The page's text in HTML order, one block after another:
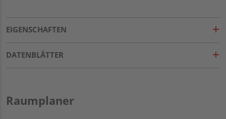
EIGENSCHAFTEN
DATENBLÄTTER
Raumplaner